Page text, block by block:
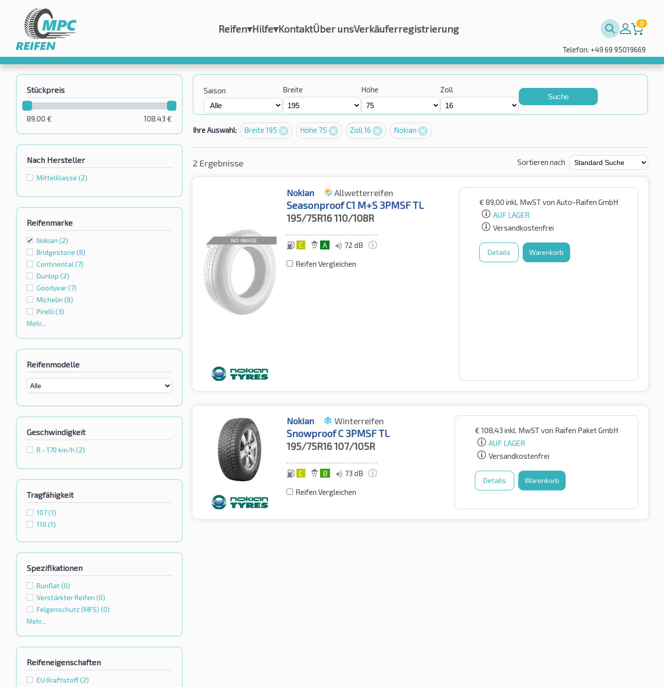
Reifen▾Hilfe▾KontaktÜber unsVerkäuferregistrierung 0
Telefon: +49 69 95019669
Stückpreis
108.43 €
89.00 €
Nach Hersteller
Mittelklasse (2)
Reifenmarke
Nokian (2)
Bridgestone (8)
Continental (7)
Dunlop (2)
Goodyear(7)
Michelin (8)
Pirelli (3)
Mehr...
Reifenmodelle
Geschwindigkeit
R - 170 km/h (2)
Tragfähigkeit
107(1)
110 (1)
Spezifikationen
Runflat(0)
Verstärkter Reifen (0)
Felgenschutz (MFS) (0)
Mehr...
Reifeneigenschaften
EU Kraftstoff(2)
Saison Breite Höhe Zoll
Suche
Ihre Auswahl: Breite 195 Höhe 75 Zoll 16 Nokian
2 Ergebnisse Sortieren nach
Nokian Allwetterreifen
Seasonproof C1 M+S 3PMSF TL
195/75R16110/108R
C A 72 dB
Reifen Vergleichen
€ 89,00 inkl. MwSTvon Auto-Raifen GmbH
AUF LAGER
Versandkostenfrei
Details Warenkorb
Nokian Winterreifen
Snowproof C 3PMSF TL
195/75R16107/105R
C B 73 dB
Reifen Vergleichen
€ 108,43 inkl. MwSTvon Raifen Paket GmbH
AUF LAGER
Versandkostenfrei
Details Warenkorb